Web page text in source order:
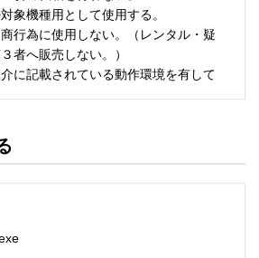
象機種用として使用する。
行為に使用しない。（レンタル・疑
者へ販売しない。）
に記載されている動作環境を有して
、またはリバースエンジニアリング
ト
ザーサポートは行いません。搭載ソ